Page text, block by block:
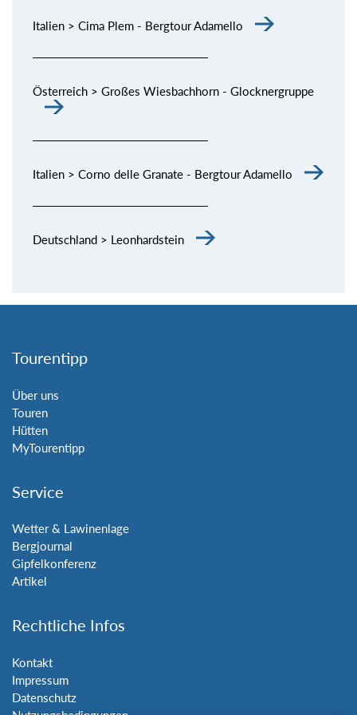
Italien > Cima Plem - Bergtour Adamello
Österreich > Großes Wiesbachhorn - Glocknergruppe
Italien > Corno delle Granate - Bergtour Adamello
Deutschland > Leonhardstein
Tourentipp
Über uns
Touren
Hütten
MyTourentipp
Service
Wetter & Lawinenlage
Bergjournal
Gipfelkonferenz
Artikel
Rechtliche Infos
Kontakt
Impressum
Datenschutz